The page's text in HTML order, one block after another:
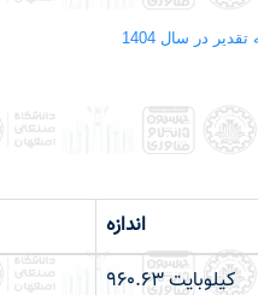
در سال 1404
اندازه
960.63 کیلوبایت